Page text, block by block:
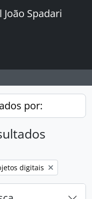
Spadari
por:
filtro:digitais